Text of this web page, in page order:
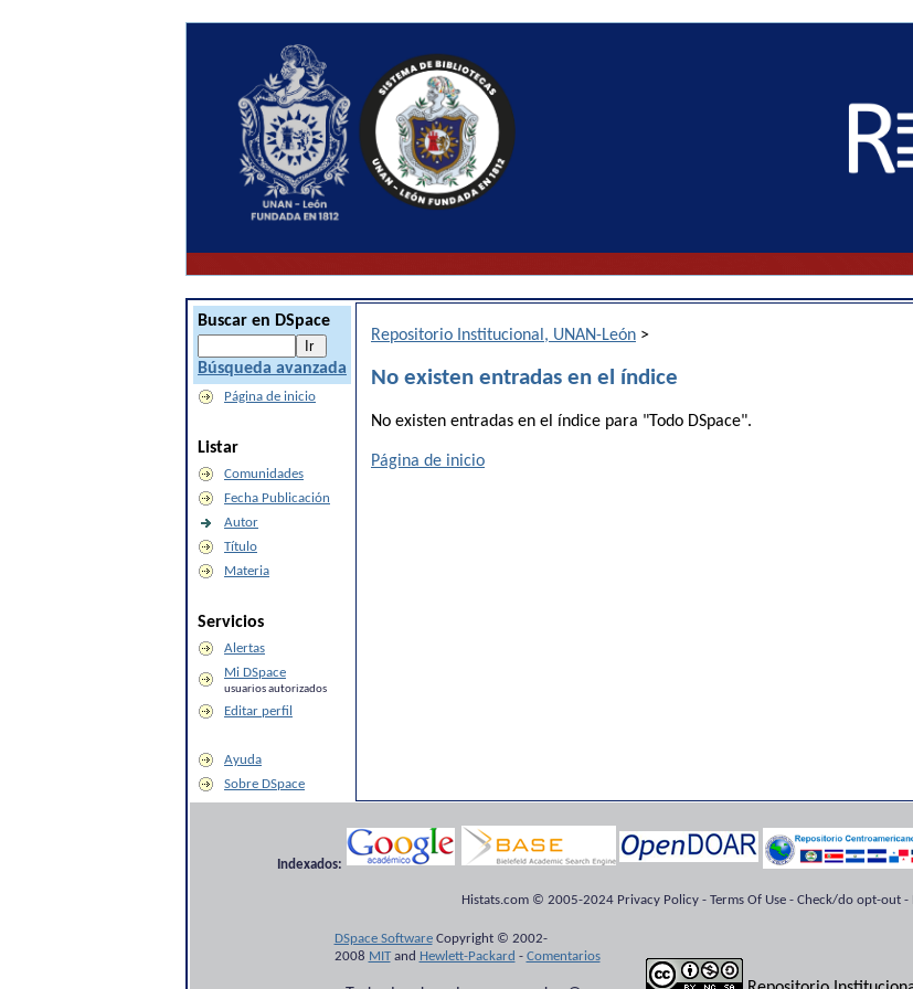
Buscar en DSpace
Búsqueda avanzada
Página de inicio
Listar
Comunidades
Fecha Publicación
Autor
Título
Materia
Servicios
Alertas
Mi DSpace
usuarios autorizados
Editar perfil
Ayuda
Sobre DSpace
Repositorio Institucional, UNAN-León >
No existen entradas en el índice
No existen entradas en el índice para "Todo DSpace".
Página de inicio
Indexados:
Histats.com © 2005-2024 Privacy Policy - Terms Of Use - Check/do opt-out -
DSpace SoftwareCopyright © 2002-
2008 MITand Hewlett-Packard - Comentarios